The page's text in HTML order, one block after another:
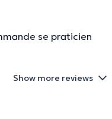
se praticien
Show more reviews